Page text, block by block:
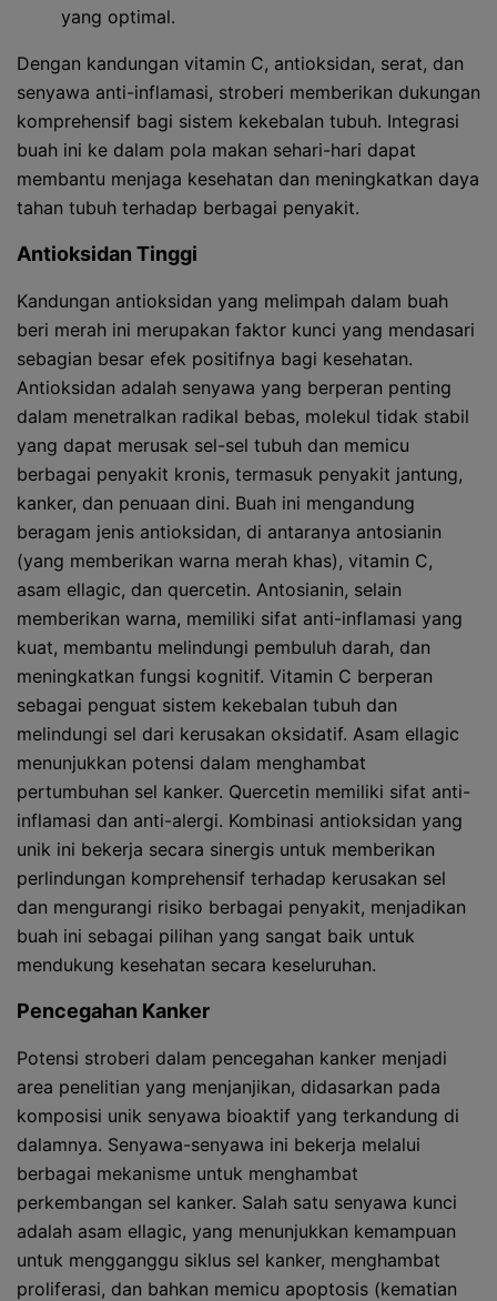
yang optimal.
Dengan kandungan vitamin C, antioksidan, serat, dan
senyawa anti-inflamasi, stroberi memberikan dukungan
komprehensif bagi sistem kekebalan tubuh. Integrasi
buah ini ke dalam pola makan sehari-hari dapat
membantu menjaga kesehatan dan meningkatkan daya
tahan tubuh terhadap berbagai penyakit.
Antioksidan Tinggi
Kandungan antioksidan yang melimpah dalam buah
beri merah ini merupakan faktor kunci yang mendasari
sebagian besar efek positifnya bagi kesehatan.
Antioksidan adalah senyawa yang berperan penting
dalam menetralkan radikal bebas, molekul tidak stabil
yang dapat merusak sel-sel tubuh dan memicu
berbagai penyakit kronis, termasuk penyakit jantung,
kanker, dan penuaan dini. Buah ini mengandung
beragam jenis antioksidan, di antaranya antosianin
(yang memberikan warna merah khas), vitamin C,
asam ellagic, dan quercetin. Antosianin, selain
memberikan warna, memiliki sifat anti-inflamasi yang
kuat, membantu melindungi pembuluh darah, dan
meningkatkan fungsi kognitif. Vitamin C berperan
sebagai penguat sistem kekebalan tubuh dan
melindungi sel dari kerusakan oksidatif. Asam ellagic
menunjukkan potensi dalam menghambat
pertumbuhan sel kanker. Quercetin memiliki sifat anti-
inflamasi dan anti-alergi. Kombinasi antioksidan yang
unik ini bekerja secara sinergis untuk memberikan
perlindungan komprehensif terhadap kerusakan sel
dan mengurangi risiko berbagai penyakit, menjadikan
buah ini sebagai pilihan yang sangat baik untuk
mendukung kesehatan secara keseluruhan.
Pencegahan Kanker
Potensi stroberi dalam pencegahan kanker menjadi
area penelitian yang menjanjikan, didasarkan pada
komposisi unik senyawa bioaktif yang terkandung di
dalamnya. Senyawa-senyawa ini bekerja melalui
berbagai mekanisme untuk menghambat
perkembangan sel kanker. Salah satu senyawa kunci
adalah asam ellagic, yang menunjukkan kemampuan
untuk mengganggu siklus sel kanker, menghambat
proliferasi, dan bahkan memicu apoptosis (kematian